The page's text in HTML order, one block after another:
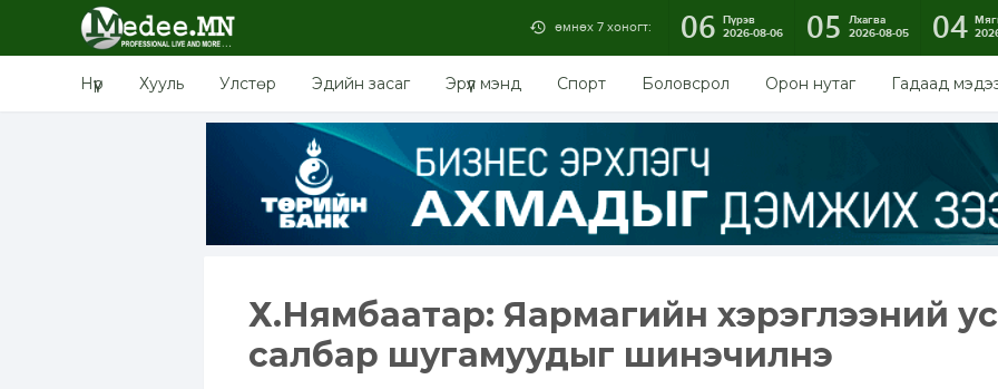
өмнөх 7 хоногт: 06 Пүрэв
2026-08-06
05
Лхагва
2026-08-05
04
Нүүр Хууль Улстөр Эдийн засаг Эрүүл мэнд Спорт Боловсрол Орон нутаг Гадаад
Х.Нямбаатар: Яармагийн хэрэглээний
салбар шугамуудыг шинэчилнэ